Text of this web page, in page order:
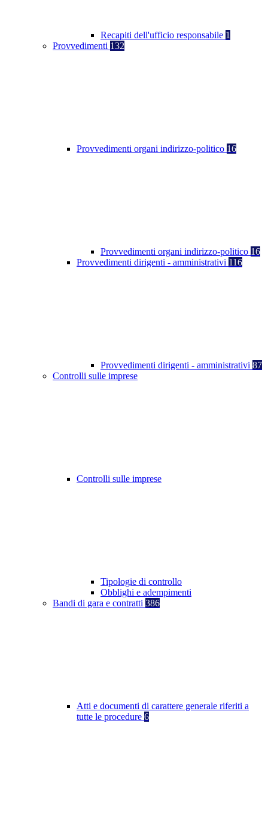
Recapiti dell'ufficio responsabile 1
Provvedimenti 132
Provvedimenti organi indirizzo-politico 16
Provvedimenti organi indirizzo-politico 16
Provvedimenti dirigenti - amministrativi 116
Provvedimenti dirigenti - amministrativi 87
Controlli sulle imprese
Controlli sulle imprese
Tipologie di controllo
Obblighi e adempimenti
Bandi di gara e contratti 386
Atti e documenti di carattere generale riferiti a
tutte le procedure 6